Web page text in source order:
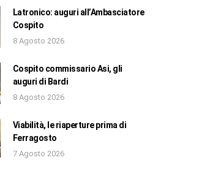
Latronico: auguri all’Ambasciatore
Cospito
8 Agosto 2026
Cospito commissario Asi, gli
auguri di Bardi
8 Agosto 2026
Viabilità, le riaperture prima di
Ferragosto
7 Agosto 2026